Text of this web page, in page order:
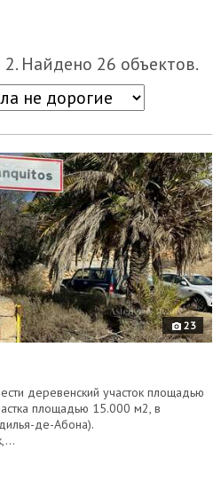
Найдено 26 объектов.
23
деревенский участок площадью
площадью 15.000 м2, в
де-Абона).